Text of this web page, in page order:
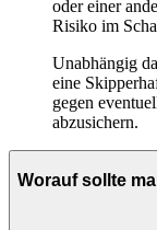
oder einer
Risiko im
Unabhängig
eine
gegen
abzusichern.
Worauf sollte